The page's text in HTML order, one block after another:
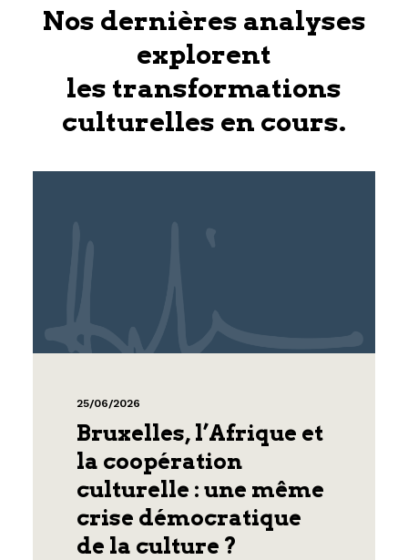
Nos dernières analyses
explorent
les transformations
culturelles en cours.
25/06/2026
Bruxelles, l’Afrique et
la coopération
culturelle : une même
crise démocratique
de la culture ?